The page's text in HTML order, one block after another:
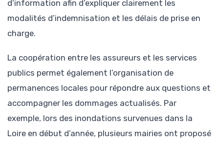
d’information afin d’expliquer clairement les
modalités d’indemnisation et les délais de prise en
charge.
La coopération entre les assureurs et les services
publics permet également l’organisation de
permanences locales pour répondre aux questions et
accompagner les dommages actualisés. Par
exemple, lors des inondations survenues dans la
Loire en début d’année, plusieurs mairies ont proposé